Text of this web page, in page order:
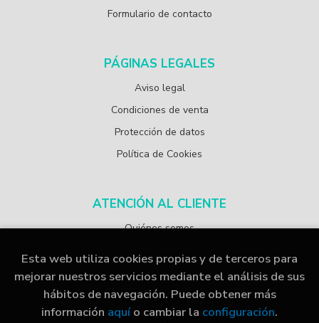
Formulario de contacto
PÁGINAS LEGALES
Aviso legal
Condiciones de venta
Protección de datos
Política de Cookies
ATENCIÓN AL CLIENTE
Quiénes somos
2026 © Librería Papelería Navarro. Todos los Derechos
Reservados |Grupo Trevenque
Esta web utiliza cookies propias y de terceros para
mejorar nuestros servicios mediante el análisis de sus
hábitos de navegación. Puede obtener más
información aquío cambiar la configuración.